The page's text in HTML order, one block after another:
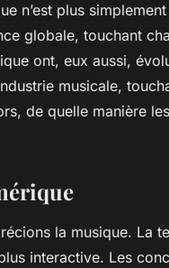
n’est plus
globale, touchant
ont, eux aussi,
musicale,
de quelle manière
la musique. La
interactive. Les